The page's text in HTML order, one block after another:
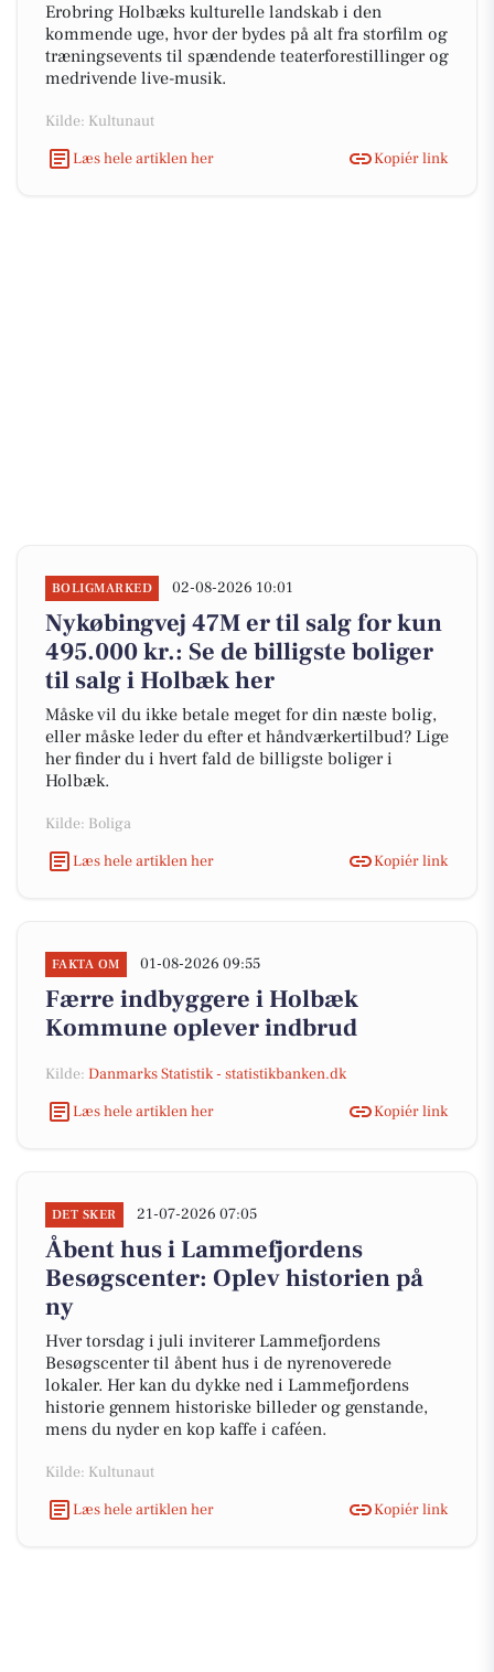
Erobring Holbæks kulturelle landskab i den
kommende uge, hvor der bydes på alt fra storfilm og
træningsevents til spændende teaterforestillinger og
medrivende live-musik.
Kilde: Kultunaut
Læs hele artiklen her
Kopiér link
BOLIGMARKED 02-08-2026 10:01
Nykøbingvej 47M er til salg for kun
495.000 kr.: Se de billigste boliger
til salg i Holbæk her
Måske vil du ikke betale meget for din næste bolig,
eller måske leder du efter et håndværkertilbud? Lige
her finder du i hvert fald de billigste boliger i
Holbæk.
Kilde: Boliga
Læs hele artiklen her
Kopiér link
FAKTA OM 01-08-2026 09:55
Færre indbyggere i Holbæk
Kommune oplever indbrud
Kilde: Danmarks Statistik - statistikbanken.dk
Læs hele artiklen her
Kopiér link
DET SKER 21-07-2026 07:05
Åbent hus i Lammefjordens
Besøgscenter: Oplev historien på
ny
Hver torsdag i juli inviterer Lammefjordens
Besøgscenter til åbent hus i de nyrenoverede
lokaler. Her kan du dykke ned i Lammefjordens
historie gennem historiske billeder og genstande,
mens du nyder en kop kaffe i caféen.
Kilde: Kultunaut
Læs hele artiklen her
Kopiér link